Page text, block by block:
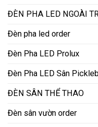
ĐÈN PHA LED NGOÀI
Đèn pha led order
Đèn Pha LED Prolux
Đèn Pha LED Sân
ĐÈN SÂN THỂ THAO
Đèn sân vườn order